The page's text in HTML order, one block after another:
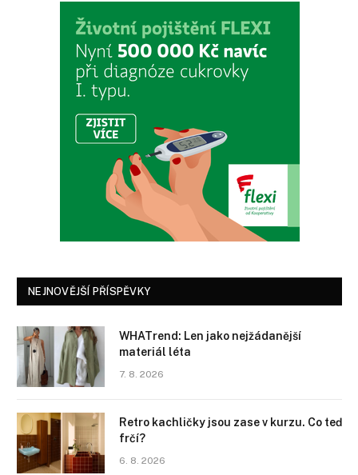
NEJNOVĚJŠÍ PŘÍSPĚVKY
WHATrend: Len jako nejžádanější
materiál léta
7. 8. 2026
Retro kachličky jsou zase v kurzu. Co teď
frčí?
6. 8. 2026